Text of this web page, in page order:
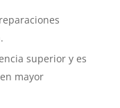
superior y es
mayor